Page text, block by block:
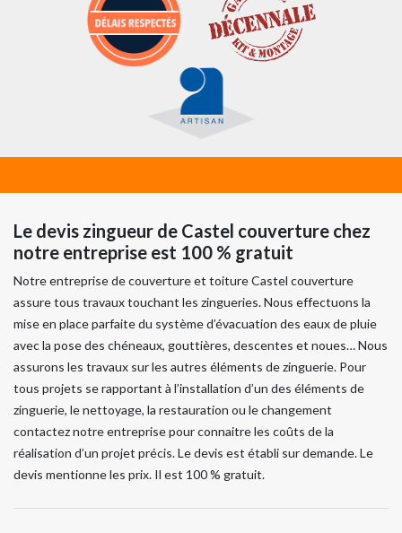
Le devis zingueur de Castel couverture chez
notre entreprise est 100 % gratuit
Notre entreprise de couverture et toiture Castel couverture
assure tous travaux touchant les zingueries. Nous effectuons la
mise en place parfaite du système d’évacuation des eaux de pluie
avec la pose des chéneaux, gouttières, descentes et noues… Nous
assurons les travaux sur les autres éléments de zinguerie. Pour
tous projets se rapportant à l’installation d’un des éléments de
zinguerie, le nettoyage, la restauration ou le changement
contactez notre entreprise pour connaitre les coûts de la
réalisation d’un projet précis. Le devis est établi sur demande. Le
devis mentionne les prix. Il est 100 % gratuit.